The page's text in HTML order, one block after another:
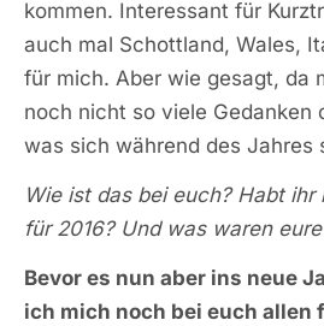
kommen. Interessant für
auch mal Schottland, Wales,
für mich. Aber wie gesagt, da
noch nicht so viele Gedanken
was sich während des Jahres
Wie ist das bei euch? Habt ihr
für 2016? Und was waren
Bevor es nun aber ins neue
ich mich noch bei euch allen